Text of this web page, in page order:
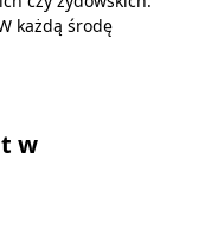
każdą środę
w